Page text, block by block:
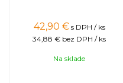
42,90 € s DPH / ks
34,88 € bez DPH / ks
Na sklade